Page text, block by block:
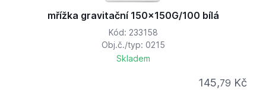
mřížka gravitační 150x150G/100 bílá
Kód: 233158
Obj.č./typ: 0215
Skladem
145,79 Kč